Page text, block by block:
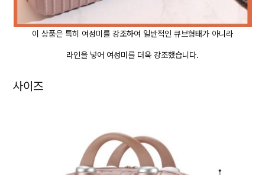
이 상품은 특히 여성미를 강조하여 일반적인 큐브형태가 아니라
라인을 넣어 여성미를 더욱 강조했습니다.
사이즈